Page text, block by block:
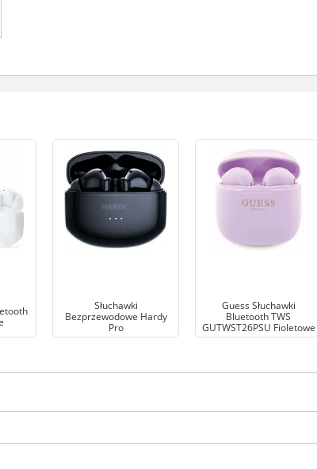
Słuchawki
Bezprzewodowe Hardy
Pro
Guess Słuchawki
Bluetooth TWS
GUTWST26PSU Fioletowe